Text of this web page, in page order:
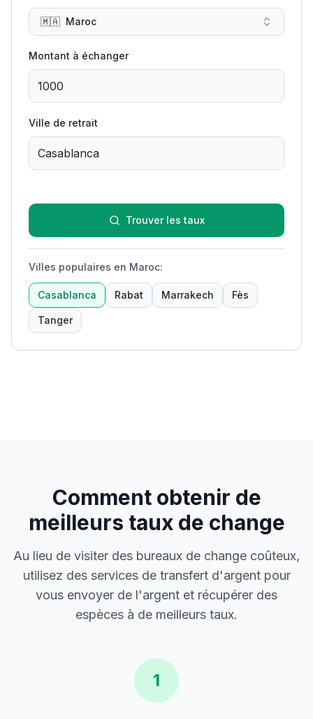
🇲🇦 Maroc
Montant à échanger
Ville de retrait
Trouver les taux
Villes populaires en Maroc:
Casablanca Rabat Marrakech Fès
Tanger
Comment obtenir de
meilleurs taux de change
Au lieu de visiter des bureaux de change coûteux,
utilisez des services de transfert d'argent pour
vous envoyer de l'argent et récupérer des
espèces à de meilleurs taux.
1